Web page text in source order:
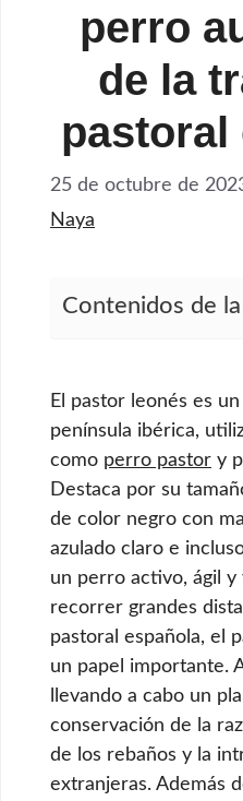
perro
de la
pastoral
25 de octubre de
Naya
Contenidos de la
El pastor leonés es
península ibérica,
como perro pastor y
Destaca por su
de color negro con
azulado claro e
un perro activo, ágil y
recorrer grandes
pastoral española, el
un papel importante.
llevando a cabo un
conservación de la
de los rebaños y la
extranjeras. Además